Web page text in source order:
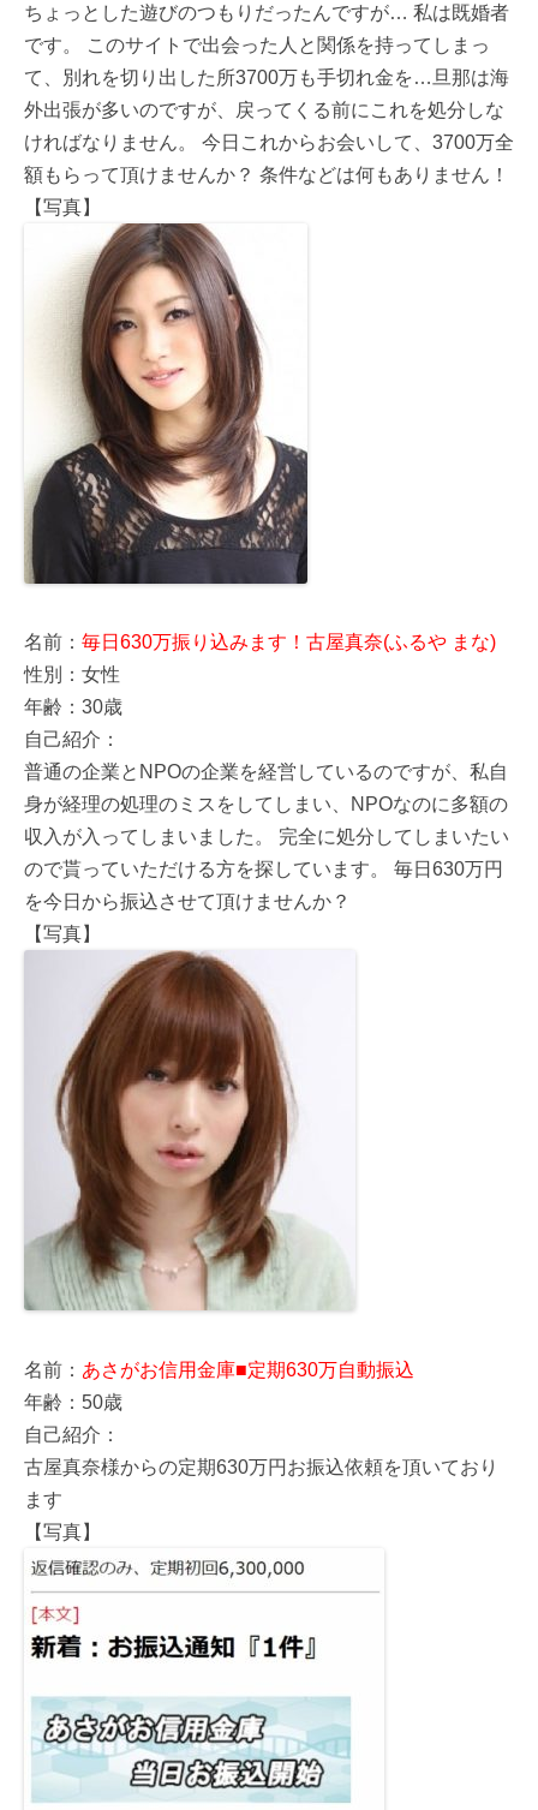
ちょっとした遊びのつもりだったんですが… 私は既婚者
です。 このサイトで出会った人と関係を持ってしまっ
て、別れを切り出した所3700万も手切れ金を…旦那は海
外出張が多いのですが、戻ってくる前にこれを処分しな
ければなりません。 今日これからお会いして、3700万全
額もらって頂けませんか？ 条件などは何もありません！
【写真】
名前： 毎日630万振り込みます！古屋真奈(ふるや まな)
性別：女性
年齢：30歳
自己紹介：
普通の企業とNPOの企業を経営しているのですが、私自
身が経理の処理のミスをしてしまい、NPOなのに多額の
収入が入ってしまいました。 完全に処分してしまいたい
ので貰っていただける方を探しています。 毎日630万円
を今日から振込させて頂けませんか？
【写真】
名前： あさがお信用金庫■定期630万自動振込
年齢：50歳
自己紹介：
古屋真奈様からの定期630万円お振込依頼を頂いており
ます
【写真】